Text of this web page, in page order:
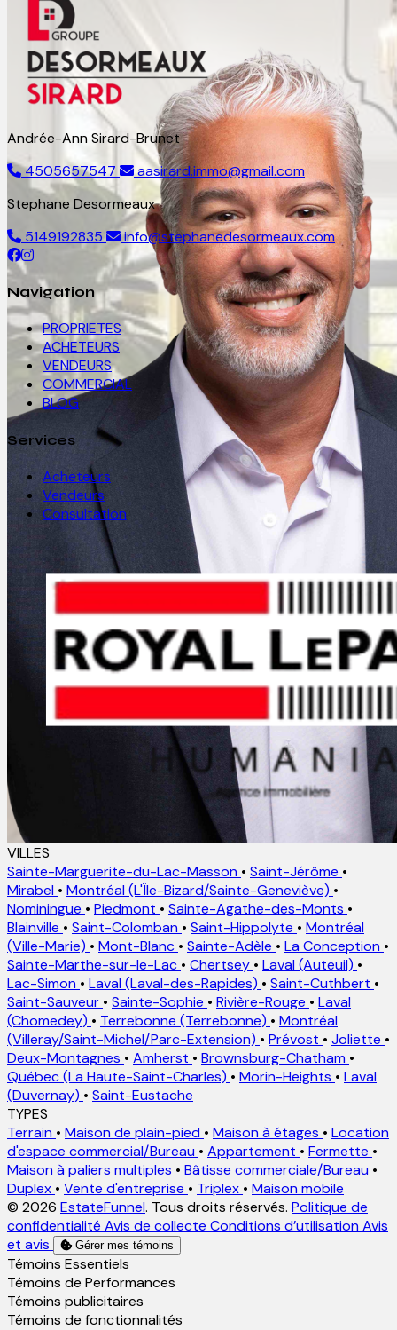
Andrée-Ann Sirard-Brunet
4505657547
aasirard.immo@gmail.com
Stephane Desormeaux
5149192835
info@stephanedesormeaux.com
Navigation
PROPRIETES
ACHETEURS
VENDEURS
COMMERCIAL
BLOG
Services
Acheteurs
Vendeurs
Consultation
VILLES
Sainte-Marguerite-du-Lac-Masson • Saint-Jérôme •
Mirabel • Montréal (L'Île-Bizard/Sainte-Geneviève) •
Nominingue • Piedmont • Sainte-Agathe-des-Monts •
Blainville • Saint-Colomban • Saint-Hippolyte • Montréal
(Ville-Marie) • Mont-Blanc • Sainte-Adèle • La Conception •
Sainte-Marthe-sur-le-Lac • Chertsey • Laval (Auteuil) •
Lac-Simon • Laval (Laval-des-Rapides) • Saint-Cuthbert •
Saint-Sauveur • Sainte-Sophie • Rivière-Rouge • Laval
(Chomedey) • Terrebonne (Terrebonne) • Montréal
(Villeray/Saint-Michel/Parc-Extension) • Prévost • Joliette •
Deux-Montagnes • Amherst • Brownsburg-Chatham •
Québec (La Haute-Saint-Charles) • Morin-Heights • Laval
(Duvernay) • Saint-Eustache
TYPES
Terrain • Maison de plain-pied • Maison à étages • Location
d'espace commercial/Bureau • Appartement • Fermette •
Maison à paliers multiples • Bâtisse commerciale/Bureau •
Duplex • Vente d'entreprise • Triplex • Maison mobile
© 2026 EstateFunnel. Tous droits réservés. Politique de
confidentialité Avis de collecte Conditions d’utilisation Avis
et avis
Gérer mes témoins
Activer
Témoins Essentiels
Activer
Témoins de Performances
Activer
Témoins publicitaires
Activer
Témoins de fonctionnalités